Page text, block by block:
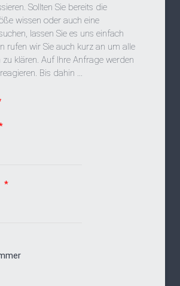
Sollten Sie bereits die
wissen oder auch eine
lassen Sie es uns einfach
rufen wir Sie auch kurz an um alle
zu klären. Auf Ihre Anfrage werden
Bis dahin ...